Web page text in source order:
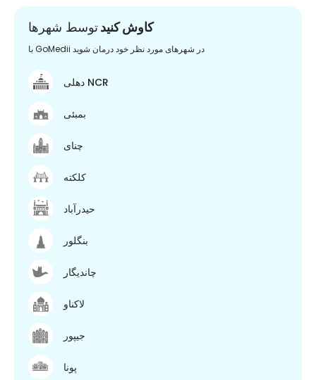
کاوش کنیدتوسط شهرها
با GoMedii در شهرهای مورد نظر خود درمان شوید
دهلی NCR
بمبئی
چنای
کلکته
حیدرآباد
بنگلور
چاندیگار
لاکناو
جیپور
پونا